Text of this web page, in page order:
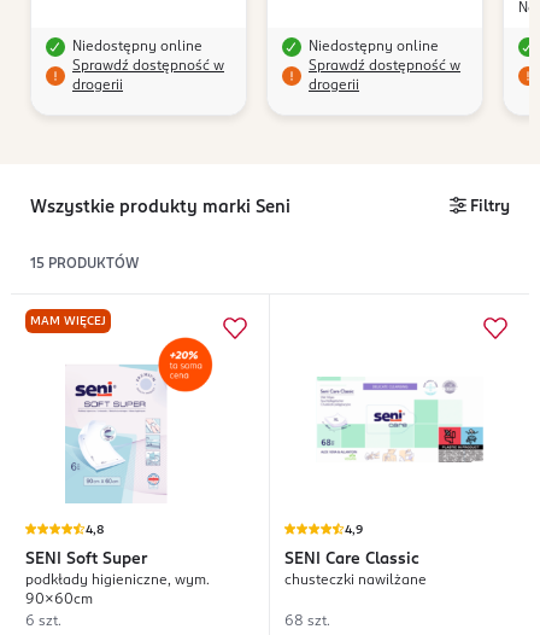
Niedostępny online
Sprawdź dostępność w
drogerii
Niedostępny online
Sprawdź dostępność w
drogerii
Wszystkie produkty marki Seni Filtry
15 PRODUKTÓW
MAM WIĘCEJ
4,8
SENI Soft Super
podkłady higieniczne, wym.
90x60cm
6 szt.
4,9
SENI Care Classic
chusteczki nawilżane
68 szt.